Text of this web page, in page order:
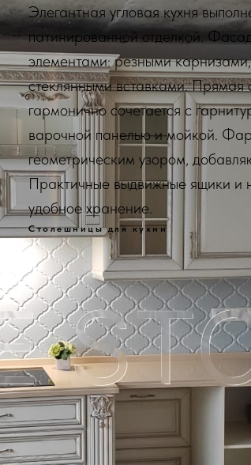
Элегантная угловая кухня
патинированной отделкой.
элементами: резными
стеклянными вставками. Прямая
гармонично сочетается с
варочной панелью и мойкой.
геометрическим узором,
Практичные выдвижные ящики и
удобное хранение.
Столешницы для кухни